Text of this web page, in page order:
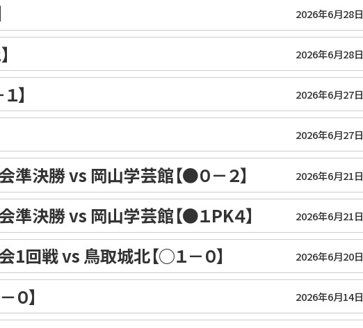
2026年6月28日
2026年6月28日
】 2026年6月27日
2026年6月27日
決勝 vs 岡山学芸館【●０－２】 2026年6月21日
決勝 vs 岡山学芸館【●１PK４】 2026年6月21日
回戦 vs 鳥取城北【○１－０】 2026年6月20日
】 2026年6月14日